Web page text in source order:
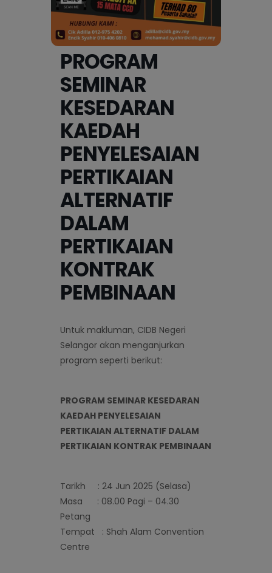
PROGRAM
SEMINAR
KESEDARAN
KAEDAH
PENYELESAIAN
PERTIKAIAN
ALTERNATIF
DALAM
PERTIKAIAN
KONTRAK
PEMBINAAN
Untuk makluman, CIDB Negeri
Selangor akan menganjurkan
program seperti berikut:
PROGRAM SEMINAR KESEDARAN
KAEDAH PENYELESAIAN
PERTIKAIAN ALTERNATIF DALAM
PERTIKAIAN KONTRAK PEMBINAAN
Tarikh : 24 Jun 2025 (Selasa)
Masa : 08.00 Pagi – 04.30
Petang
Tempat : Shah Alam Convention
Centre